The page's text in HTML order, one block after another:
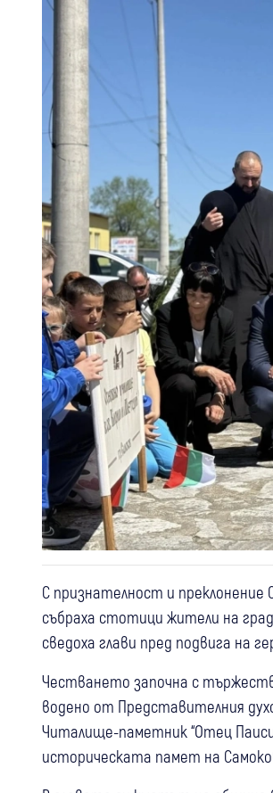
С признателност и
събраха стотици жители на
сведоха глави пред подвига на
Честването започна с
водено от Представителния
Читалище-паметник “Отец
историческата памет на